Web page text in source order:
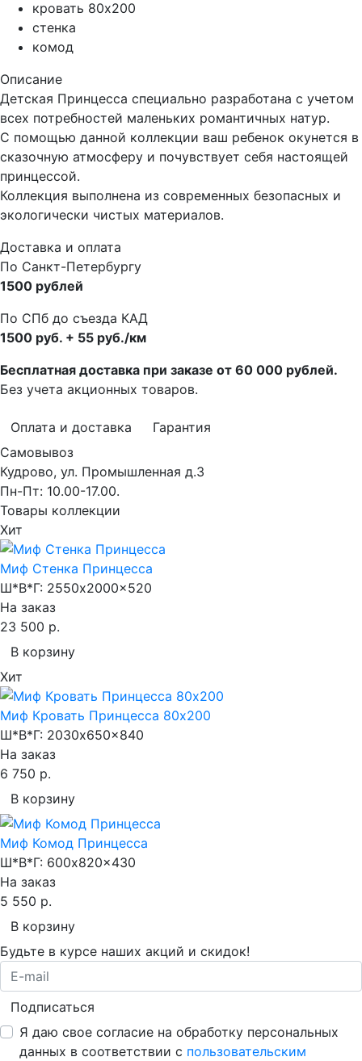
кровать 80х200
стенка
комод
Описание
Детская Принцесса специально разработана с учетом
всех потребностей маленьких романтичных натур.
С помощью данной коллекции ваш ребенок окунется в
сказочную атмосферу и почувствует себя настоящей
принцессой.
Коллекция выполнена из современных безопасных и
экологически чистых материалов.
Доставка и оплата
По Санкт-Петербургу
1500 рублей
По СПб до съезда КАД
1500 руб. + 55 руб./км
Бесплатная доставка при заказе от 60 000 рублей.
Без учета акционных товаров.
Оплата и доставка
Гарантия
Самовывоз
Кудрово, ул. Промышленная д.3
Пн-Пт: 10.00-17.00.
Товары коллекции
Хит
Миф Стенка Принцесса
Ш*В*Г: 2550x2000x520
На заказ
23 500 р.
В корзину
Хит
Миф Кровать Принцесса 80х200
Ш*В*Г: 2030x650x840
На заказ
6 750 р.
В корзину
Миф Комод Принцесса
Ш*В*Г: 600x820x430
На заказ
5 550 р.
В корзину
Будьте в курсе наших акций и скидок!
Подписаться
Я даю свое согласие на обработку персональных
данных в соответствии с пользовательским